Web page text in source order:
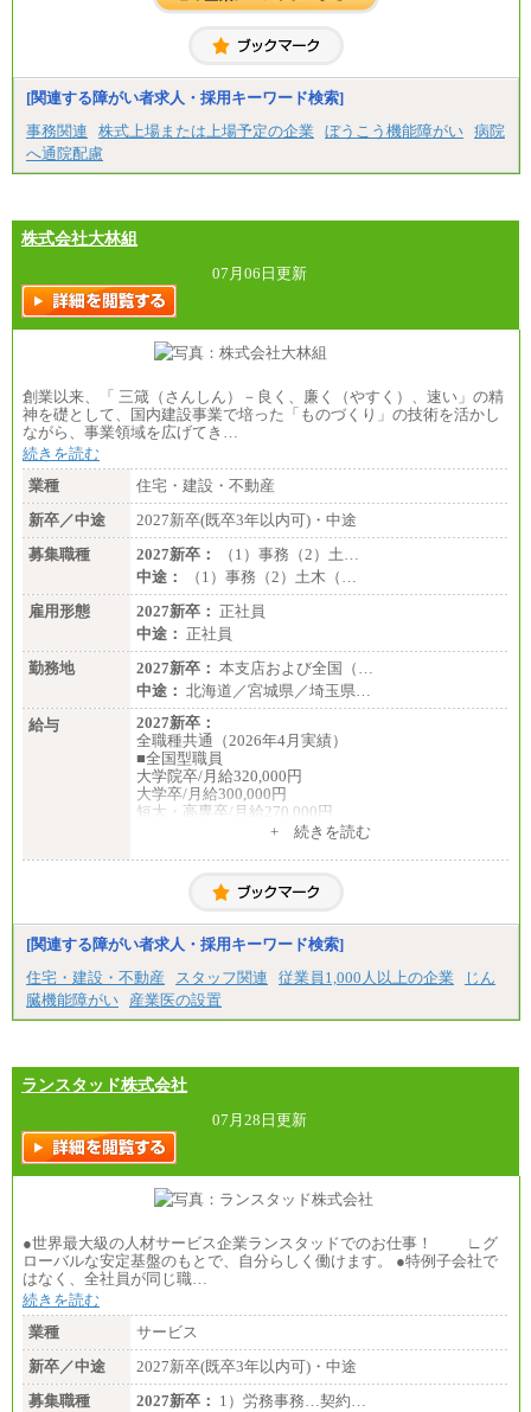
[関連する障がい者求人・採用キーワード検索]
事務関連
株式上場または上場予定の企業 ぼうこう機能障がい 病院
へ通院配慮
株式会社大林組
07月06日更新
創業以来、「 三箴（さんしん）－良く、廉く（やすく）、速い」の精
神を礎として、国内建設事業で培った「ものづくり」の技術を活かし
ながら、事業領域を広げてき…
続きを読む
業種
住宅・建設・不動産
新卒／中途
2027新卒(既卒3年以内可)・中途
募集職種
2027新卒：
（1）事務（2）土…
中途：
（1）事務（2）土木（…
雇用形態
2027新卒： 正社員
中途： 正社員
勤務地
2027新卒： 本支店および全国（…
中途： 北海道／宮城県／埼玉県…
給与
2027新卒：
全職種共通（2026年4月実績）
■全国型職員
大学院卒/月給320,000円
大学卒/月給300,000円
短大・高専卒/月給270,000円
大学院卒/月給256,000円～288,000円
大学卒/月給240,000円～270,000円
短大・高専卒/月給216,000円～243,000円
■特定職員※
大学院卒/月給234,000円～263,000円
大学卒/月給219,000円～246,000円
短大・高専卒/月給197,000円～222,000円
※拠点型職員、特定職員の給与は、生活の拠点が定
す。
中途：
全職種共通
月給制
226,600円～390,100円（勤務地域等により異なりま
す）
・ご経験やスキルを考慮し、選考の中で決定いたし
ます。
+ 続きを読む
[関連する障がい者求人・採用キーワード検索]
住宅・建設・不動産
スタッフ関連 従業員1,000人以上の企業
じん
臓機能障がい
産業医の設置
ランスタッド株式会社
07月28日更新
●世界最大級の人材サービス企業ランスタッドでのお仕事！ ∟グ
ローバルな安定基盤のもとで、自分らしく働けます。 ●特例子会社で
はなく、全社員が同じ職…
続きを読む
業種
サービス
新卒／中途
2027新卒(既卒3年以内可)・中途
募集職種
2027新卒： 1）労務事務…契約…